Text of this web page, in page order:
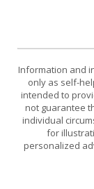
Information and
only as self-
intended to
not guarantee
individual
for
personalized